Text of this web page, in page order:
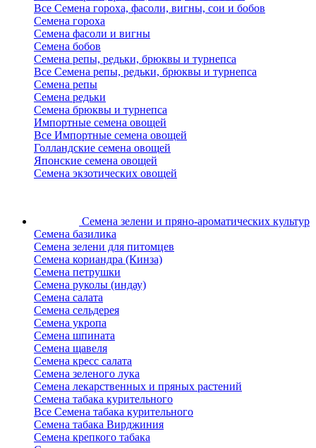
Все Семена гороха, фасоли, вигны, сои и бобов
Семена гороха
Семена фасоли и вигны
Семена бобов
Семена репы, редьки, брюквы и турнепса
Все Семена репы, редьки, брюквы и турнепса
Семена репы
Семена редьки
Семена брюквы и турнепса
Импортные семена овощей
Все Импортные семена овощей
Голландские семена овощей
Японские семена овощей
Семена экзотических овощей
Семена зелени и пряно-ароматических культур
Семена базилика
Семена зелени для питомцев
Семена кориандра (Кинза)
Семена петрушки
Семена руколы (индау)
Семена салата
Семена сельдерея
Семена укропа
Семена шпината
Семена щавеля
Семена кресс салата
Семена зеленого лука
Семена лекарственных и пряных растений
Семена табака курительного
Все Семена табака курительного
Семена табака Вирджиния
Семена крепкого табака